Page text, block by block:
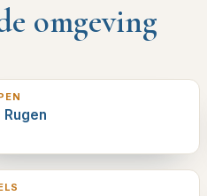
omgeving
Rugen